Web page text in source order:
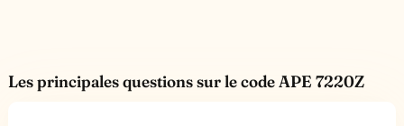
Les principales questions sur le code APE 7220Z